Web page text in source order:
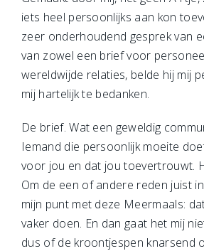
iets heel persoonlijks aan kon
zeer onderhoudend gesprek van
van zowel een brief voor
wereldwijde relaties, belde hij mij
mij hartelijk te bedanken.
De brief. Wat een geweldig
Iemand die persoonlijk moeite
voor jou en dat jou toevertrouwt.
Om de een of andere reden juist
mijn punt met deze Meermaals:
vaker doen. En dan gaat het mij
dus of de kroontjespen knarsend